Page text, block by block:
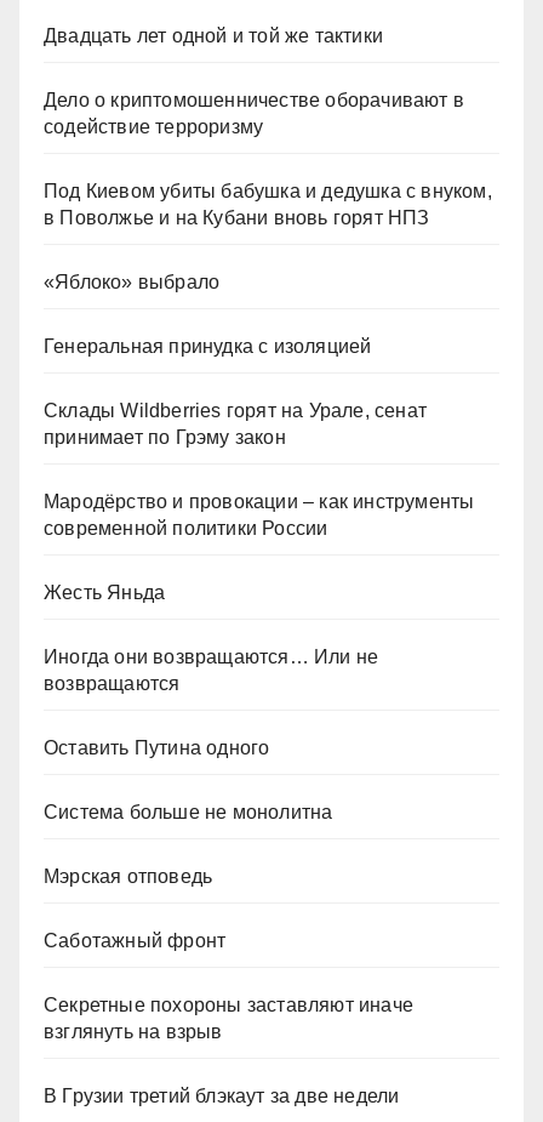
Двадцать лет одной и той же тактики
Дело о криптомошенничестве оборачивают в
содействие терроризму
Под Киевом убиты бабушка и дедушка с внуком,
в Поволжье и на Кубани вновь горят НПЗ
«Яблоко» выбрало
Генеральная принудка с изоляцией
Склады Wildberries горят на Урале, сенат
принимает по Грэму закон
Мародёрство и провокации – как инструменты
современной политики России
Жесть Яньда
Иногда они возвращаются… Или не
возвращаются
Оставить Путина одного
Система больше не монолитна
Мэрская отповедь
Саботажный фронт
Секретные похороны заставляют иначе
взглянуть на взрыв
В Грузии третий блэкаут за две недели